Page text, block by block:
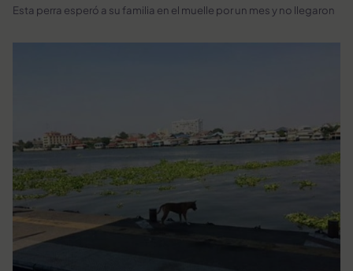
Esta perra esperó a su familia en el muelle por un mes y no llegaron